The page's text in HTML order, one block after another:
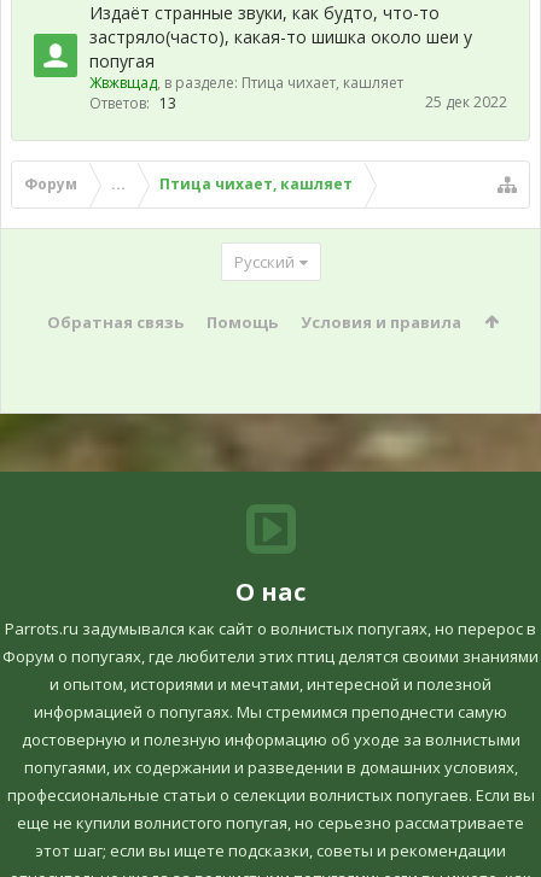
Издаёт странные звуки, как будто, что-то
застряло(часто), какая-то шишка около шеи у
попугая
Жвжвщад, в разделе: Птица чихает, кашляет
Ответов: 13 25 дек 2022
Форум ... Птица чихает, кашляет
Русский
Обратная связь Помощь Условия и правила
О нас
Parrots.ru задумывался как сайт о волнистых попугаях, но перерос в
Форум о попугаях, где любители этих птиц делятся своими знаниями
и опытом, историями и мечтами, интересной и полезной
информацией о попугаях. Мы стремимся преподнести самую
достоверную и полезную информацию об уходе за волнистыми
попугаями, их содержании и разведении в домашних условиях,
профессиональные статьи о селекции волнистых попугаев. Если вы
еще не купили волнистого попугая, но серьезно рассматриваете
этот шаг; если вы ищете подсказки, советы и рекомендации